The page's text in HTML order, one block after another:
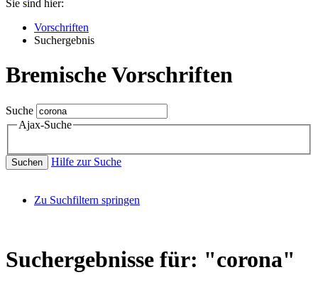
Sie sind hier:
Vorschriften
Suchergebnis
Bremische Vorschriften
Suche
Ajax-Suche
Suchen Hilfe zur Suche
Zu Suchfiltern springen
Suchergebnisse für: "corona"